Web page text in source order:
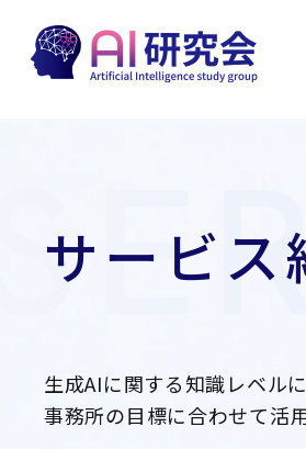
サービス
生成AIに関する知識レベル
事務所の目標に合わせて活